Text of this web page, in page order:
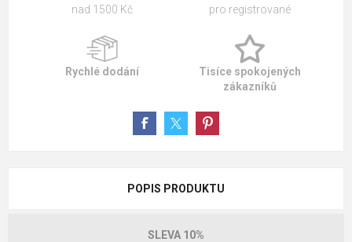
nad 1500 Kč
pro registrované
Rychlé dodání
Tisíce spokojených
zákazníků
POPIS PRODUKTU
SLEVA 10%